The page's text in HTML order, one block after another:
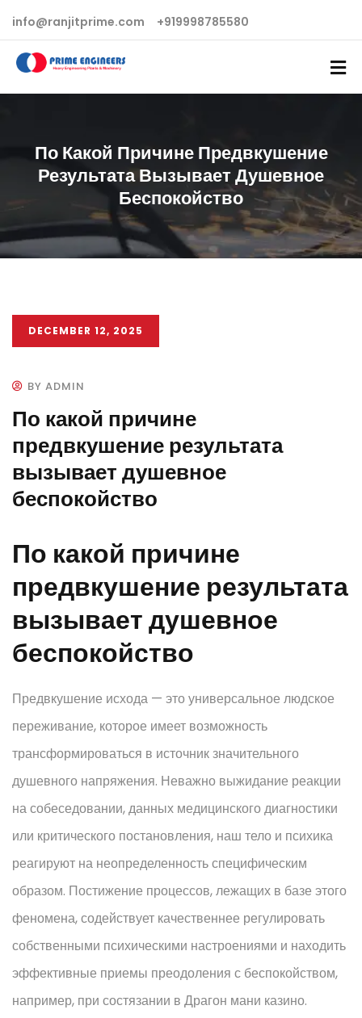
info@ranjitprime.com +919998785580
По Какой Причине Предвкушение
Результата Вызывает Душевное
Беспокойство
DECEMBER 12, 2025
BY ADMIN
По какой причине
предвкушение результата
вызывает душевное
беспокойство
По какой причине
предвкушение результата
вызывает душевное
беспокойство
Предвкушение исхода — это универсальное людское
переживание, которое имеет возможность
трансформироваться в источник значительного
душевного напряжения. Неважно выжидание реакции
на собеседовании, данных медицинского диагностики
или критического постановления, наш тело и психика
реагируют на неопределенность специфическим
образом. Постижение процессов, лежащих в базе этого
феномена, содействует качественнее регулировать
собственными психическими настроениями и находить
эффективные приемы преодоления с беспокойством,
например, при состязании в Драгон мани казино.